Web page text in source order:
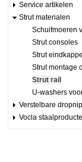
Service artikelen
Strut materialen
Schuifmoeren
Strut consoles
Strut
Strut montage
Strut rail
U-washers
Verstelbare
Vocla